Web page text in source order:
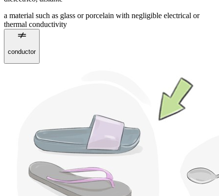
a material such as glass or porcelain with negligible electrical or
thermal conductivity
conductor